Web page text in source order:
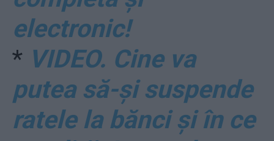
electronic!
* VIDEO. Cine va
putea să-și suspende
ratele la bănci și în ce